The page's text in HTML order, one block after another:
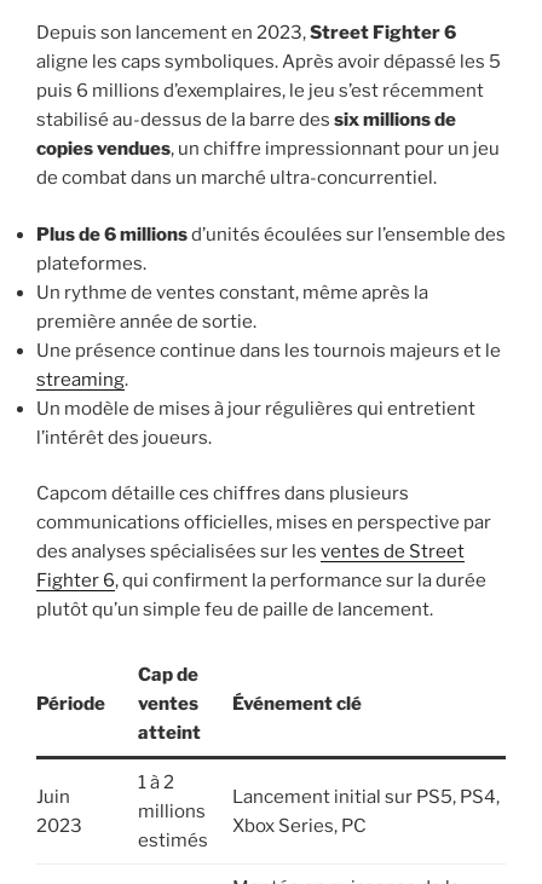
Depuis son lancement en 2023,Street Fighter 6
aligne les caps symboliques. Après avoir dépassé les 5
puis 6 millions d’exemplaires, le jeu s’est récemment
stabilisé au-dessus de la barre des six millions de
copies vendues, un chiffre impressionnant pour un jeu
de combat dans un marché ultra-concurrentiel.
Plus de 6 millionsd’unités écoulées sur l’ensemble des
plateformes.
Un rythme de ventes constant, même après la
première année de sortie.
Une présence continue dans les tournois majeurs et le
streaming.
Un modèle de mises à jour régulières qui entretient
l’intérêt des joueurs.
Capcom détaille ces chiffres dans plusieurs
communications officielles, mises en perspective par
des analyses spécialisées sur les ventes de Street
Fighter 6, qui confirment la performance sur la durée
plutôt qu’un simple feu de paille de lancement.
Période
Cap de
ventes
atteint
Événement clé
Juin
2023
1 à 2
millions
estimés
Lancement initial sur PS5, PS4,
Xbox Series, PC